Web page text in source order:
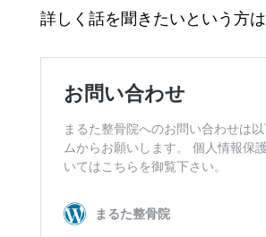
詳しく話を聞きたいという方は